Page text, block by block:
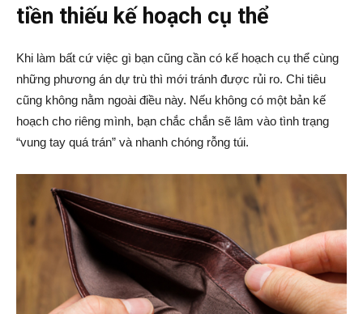
tiền thiếu kế hoạch cụ thể
Khi làm bất cứ việc gì bạn cũng cần có kế hoạch cụ thể cùng
những phương án dự trù thì mới tránh được rủi ro. Chi tiêu
cũng không nằm ngoài điều này. Nếu không có một bản kế
hoạch cho riêng mình, bạn chắc chắn sẽ lâm vào tình trạng
“vung tay quá trán” và nhanh chóng rỗng túi.